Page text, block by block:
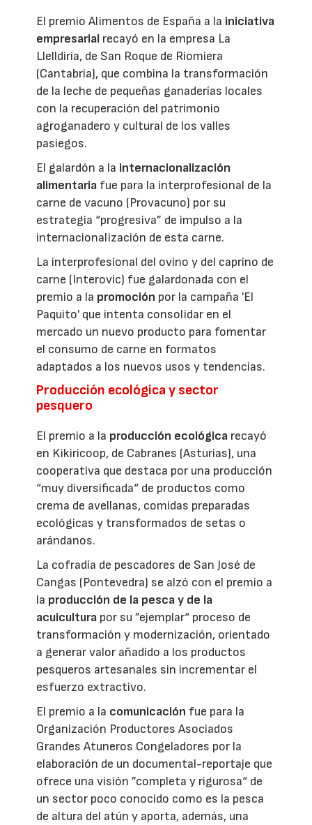
El premio Alimentos de España a la iniciativa
empresarial recayó en la empresa La
Llelldiría, de San Roque de Riomiera
(Cantabria), que combina la transformación
de la leche de pequeñas ganaderías locales
con la recuperación del patrimonio
agroganadero y cultural de los valles
pasiegos.
El galardón a la internacionalización
alimentaria fue para la interprofesional de la
carne de vacuno (Provacuno) por su
estrategia “progresiva” de impulso a la
internacionalización de esta carne.
La interprofesional del ovino y del caprino de
carne (Interovic) fue galardonada con el
premio a la promoción por la campaña 'El
Paquito' que intenta consolidar en el
mercado un nuevo producto para fomentar
el consumo de carne en formatos
adaptados a los nuevos usos y tendencias.
Producción ecológica y sector
pesquero
El premio a la producción ecológica recayó
en Kikiricoop, de Cabranes (Asturias), una
cooperativa que destaca por una producción
“muy diversificada“ de productos como
crema de avellanas, comidas preparadas
ecológicas y transformados de setas o
arándanos.
La cofradía de pescadores de San José de
Cangas (Pontevedra) se alzó con el premio a
la producción de la pesca y de la
acuicultura por su ”ejemplar“ proceso de
transformación y modernización, orientado
a generar valor añadido a los productos
pesqueros artesanales sin incrementar el
esfuerzo extractivo.
El premio a la comunicación fue para la
Organización Productores Asociados
Grandes Atuneros Congeladores por la
elaboración de un documental-reportaje que
ofrece una visión ”completa y rigurosa“ de
un sector poco conocido como es la pesca
de altura del atún y aporta, además, una